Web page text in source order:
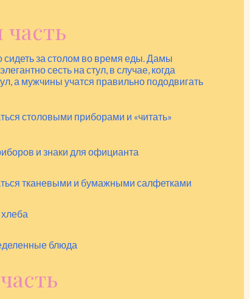
часть
сидеть за столом во время еды. Дамы
сесть на стул, в случае, когда
а мужчины учатся правильно пододвигать
столовыми приборами и «читать»
и знаки для официанта
тканевыми и бумажными салфетками
блюда